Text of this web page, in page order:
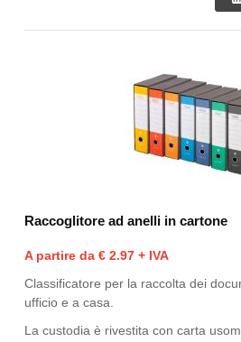
Raccoglitore ad anelli in cartone
A partire da € 2.97 + IVA
Classificatore per la raccolta dei
ufficio e a casa.
La custodia è rivestita con carta